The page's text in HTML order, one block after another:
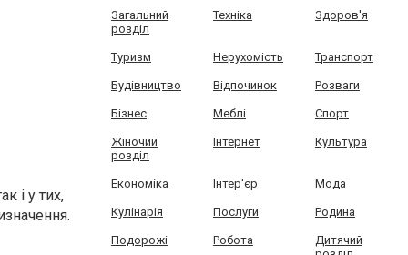
і у тих,
Загальний
розділ
Техніка Здоров'я
Туризм Нерухомість Транспорт
Будівництво Відпочинок Розваги
Бізнес Меблі Спорт
Жіночий
розділ
Інтернет Культура
Економіка Інтер'єр Мода
Кулінарія Послуги Родина
Подорожі Робота
Дитячий